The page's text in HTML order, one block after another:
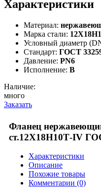
Характеристики
Материал:
Марка стали:
Условный диаметр
Стандарт: ГОСТ
Давление: PN6
Исполнение: B
Наличие:
много
Заказать
Фланец
ст.12Х18Н10Т-IV
Характеристики
Описание
Похожие товары
Комментарии (0)